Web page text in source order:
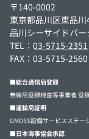
〒140-0002
東京都品川区東品
品川シーサイドパ
TEL： 03-5715-2351
FAX：03-5715-2560
■総合通信局登録
無線局登録検査等事業者 登
■運輸局証明
GMDSS設備サービスステ
■日本海事協会承認